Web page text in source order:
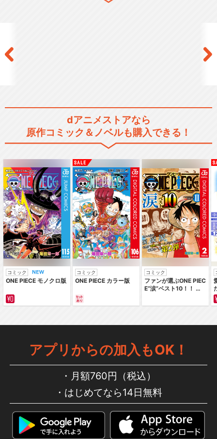
dアニメストアなら
原作コミック＆ノベルも購入できる！
コミック
ONE PIECE モノクロ版
コミック
ONE PIECE カラー版
コミック
ファンが選ぶONE PIEC
E“涙”ベスト10！！ ～
編～ カラー版
アプリからの加入もOK！
月額760円（税込）
はじめてなら14日無料